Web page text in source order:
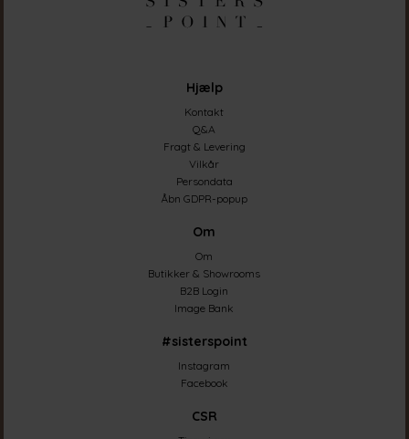
Hjælp
Kontakt
Q&A
Fragt & Levering
Vilkår
Persondata
Åbn GDPR-popup
Om
Om
Butikker & Showrooms
B2B Login
Image Bank
#sisterspoint
Instagram
Facebook
CSR